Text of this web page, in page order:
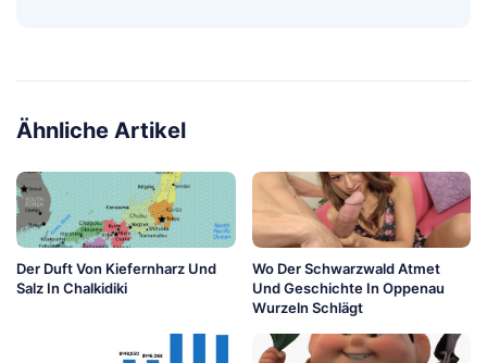
Ähnliche Artikel
Der Duft Von Kiefernharz Und
Salz In Chalkidiki
Wo Der Schwarzwald Atmet
Und Geschichte In Oppenau
Wurzeln Schlägt